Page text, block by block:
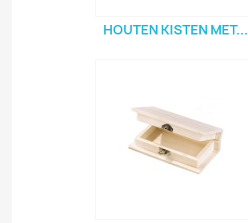
HOUTEN KISTEN MET...